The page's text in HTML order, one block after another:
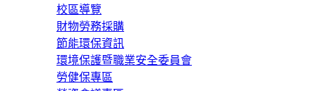
校區導覽
財物勞務採購
節能環保資訊
環境保護暨職業安全委員會
勞健保專區